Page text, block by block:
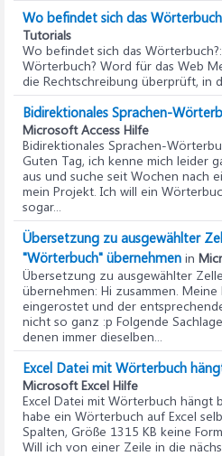
Wo befindet sich das
Tutorials
Wo befindet sich das Wörterbuch?
Wörterbuch? Word für das Web
die Rechtschreibung überprüft, in
Bidirektionales Sprachen-
Microsoft Access Hilfe
Bidirektionales Sprachen-
Guten Tag, ich kenne mich leider
aus und suche seit Wochen nach
mein Projekt. Ich will ein
sogar...
Übersetzung zu ausgewählter
"Wörterbuch" übernehmen in
Übersetzung zu ausgewählter
übernehmen: Hi zusammen.
eingerostet und der
nicht so ganz :p Folgende
denen immer dieselben...
Excel Datei mit Wörterbuch
Microsoft Excel Hilfe
Excel Datei mit Wörterbuch hängt
habe ein Wörterbuch auf Excel
Spalten, Größe 1315 KB keine
Will ich von einer Zeile in die